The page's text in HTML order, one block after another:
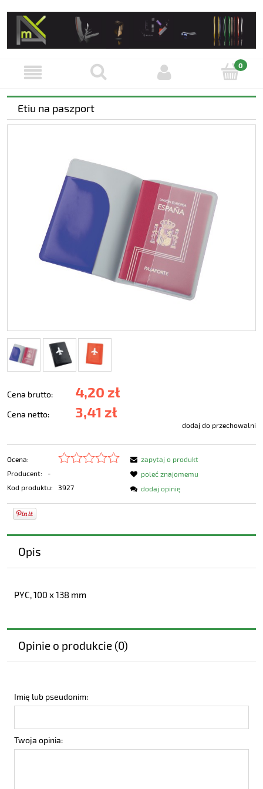
Etiu na paszport
Cena brutto: 4,20 zł
Cena netto: 3,41 zł
dodaj do przechowalni
Ocena:
Producent:
-
Kod produktu:
3927
zapytaj o produkt
poleć znajomemu
dodaj opinię
Opis
PYC, 100 x 138 mm
Opinie o produkcie (0)
Imię lub pseudonim:
Twoja opinia: